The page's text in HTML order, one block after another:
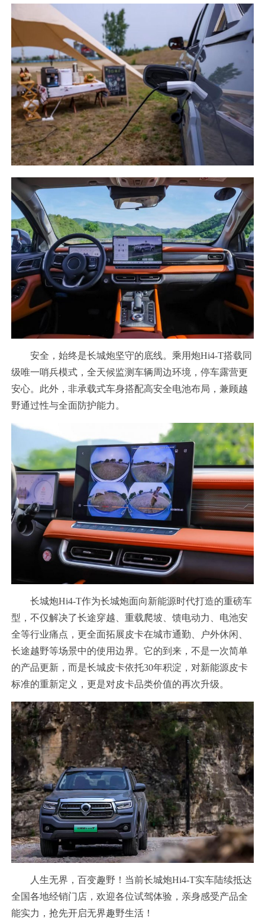
安全，始终是长城炮坚守的底线。乘用炮Hi4-T搭载同
级唯一哨兵模式，全天候监测车辆周边环境，停车露营更
安心。此外，非承载式车身搭配高安全电池布局，兼顾越
野通过性与全面防护能力。
长城炮Hi4-T作为长城炮面向新能源时代打造的重磅车
型，不仅解决了长途穿越、重载爬坡、馈电动力、电池安
全等行业痛点，更全面拓展皮卡在城市通勤、户外休闲、
长途越野等场景中的使用边界。它的到来，不是一次简单
的产品更新，而是长城皮卡依托30年积淀，对新能源皮卡
标准的重新定义，更是对皮卡品类价值的再次升级。
人生无界，百变趣野！当前长城炮Hi4-T实车陆续抵达
全国各地经销门店，欢迎各位试驾体验，亲身感受产品全
能实力，抢先开启无界趣野生活！